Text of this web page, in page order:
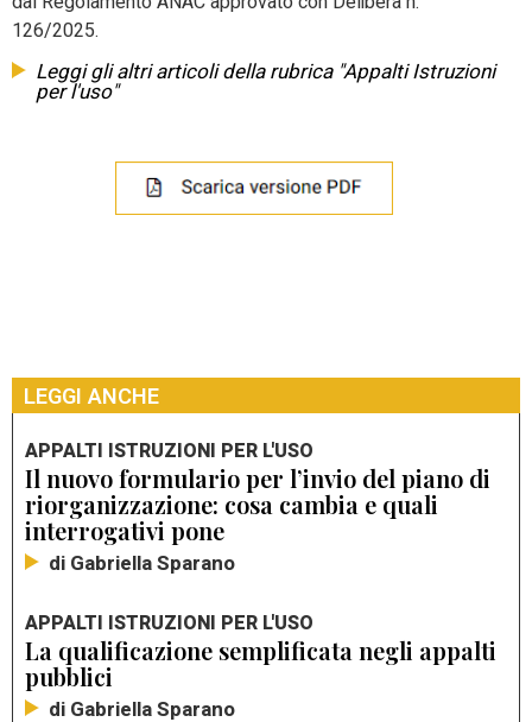
126/2025.
Leggi gli altri articoli della rubrica "Appalti Istruzioni
per l'uso"
LEGGI ANCHE
APPALTI ISTRUZIONI PER L'USO
Il nuovo formulario per l’invio del piano di
riorganizzazione: cosa cambia e quali
interrogativi pone
di Gabriella Sparano
APPALTI ISTRUZIONI PER L'USO
La qualificazione semplificata negli appalti
pubblici
di Gabriella Sparano